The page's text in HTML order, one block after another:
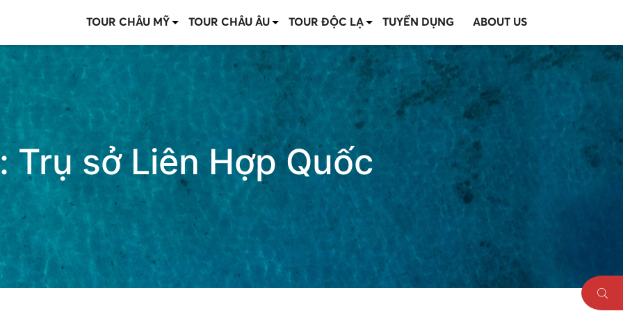
TOUR CHÂU MỸ TOUR CHÂU ÂU TOUR ĐỘC LẠ TUYỂN DỤNG ABOUT US
Trụ sở Liên Hợp Quốc